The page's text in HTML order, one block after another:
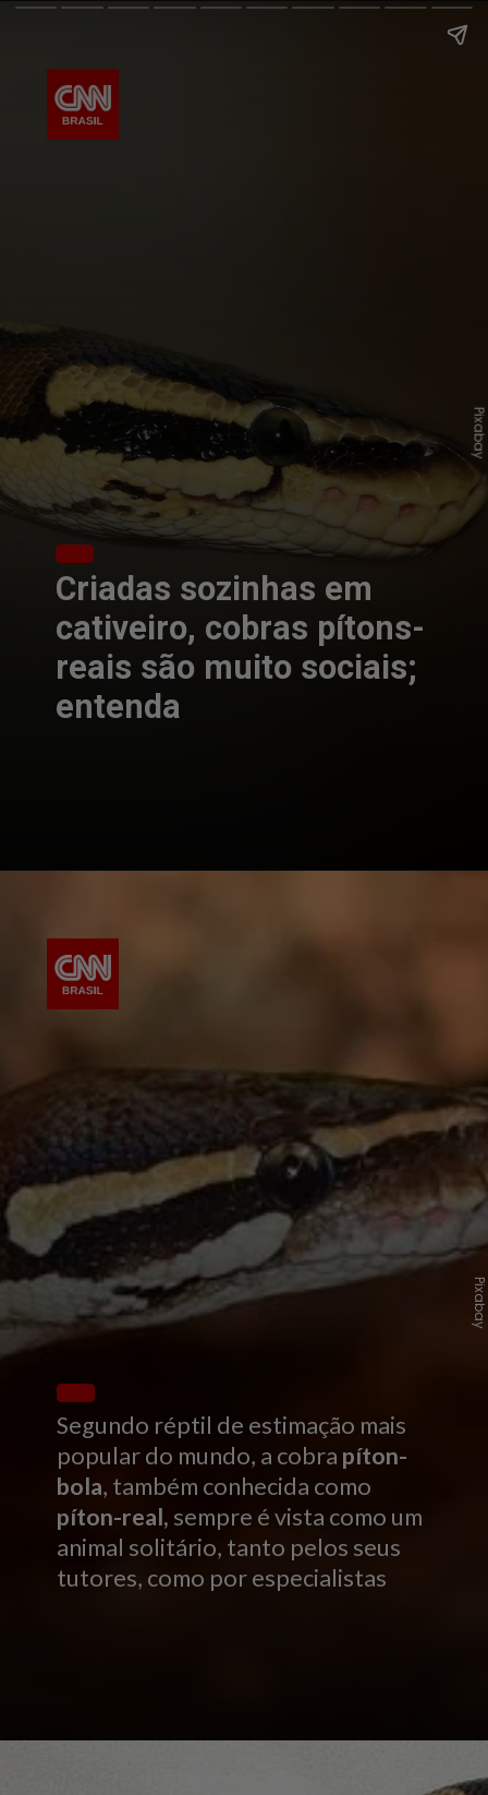
Criadas sozinhas em
cativeiro, cobras pítons-
reais são muito sociais;
entenda
Pixabay
Segundo réptil de estimação mais
popular do mundo, a cobra píton-
bola, também conhecida como
píton-real, sempre é vista como um
animal solitário, tanto pelos seus
tutores, como por especialistas
Pixabay